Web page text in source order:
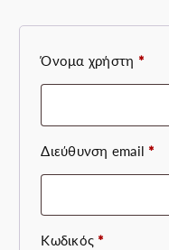
Όνομα χρήστη *
Διεύθυνση email *
Κωδικός *Απαιτείται